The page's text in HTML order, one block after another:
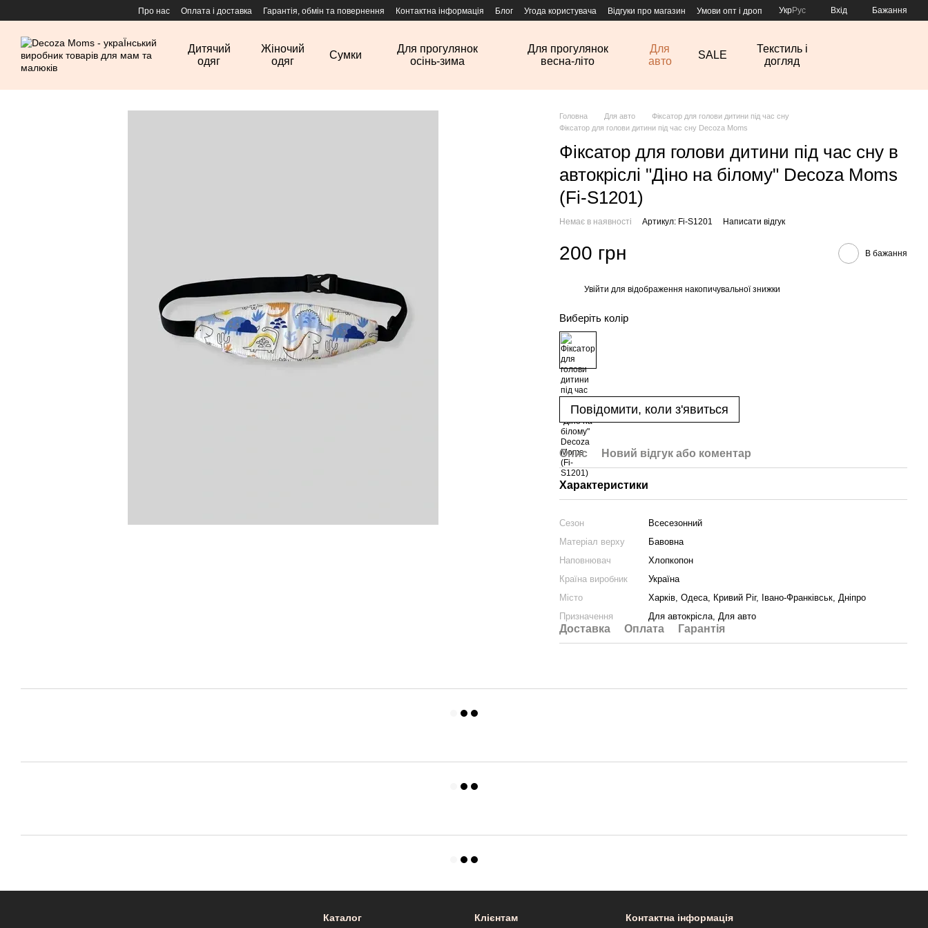
Перейти до основного контентуПро нас Оплата і доставка Гарантія, обмін та повернення Контактна інформація Блог Угода користувача Відгуки про магазин Умови опт і дроп УкрРус Вхід Бажання
Дитячий
одяг
Жіночий
одяг
Сумки
Для прогулянок
осінь-зима
Для прогулянок
весна-літо
Для
авто
SALE
Текстиль і
догляд
Головна Для авто
Фіксатор для голови дитини під час сну
Фіксатор для голови дитини під час сну Decoza Moms
Фіксатор для голови дитини під час сну в
автокріслі "Діно на білому" Decoza Moms
(Fi-S1201)
Немає в наявності Артикул: Fi-S1201 Написати відгук
200 грн В бажання
Увійти для відображення накопичувальної знижки
Виберіть колір
Повідомити, коли з'явиться
Опис Новий відгук або коментар
Характеристики
Сезон
Всесезонний
Матеріал верху
Бавовна
Наповнювач
Хлопкопон
Країна виробник
Україна
Місто
Харків, Одеса, Кривий Ріг, Івано-Франківськ, Дніпро
Призначення
Для автокрісла, Для авто
Доставка Оплата Гарантія
Каталог Клієнтам Контактна інформація